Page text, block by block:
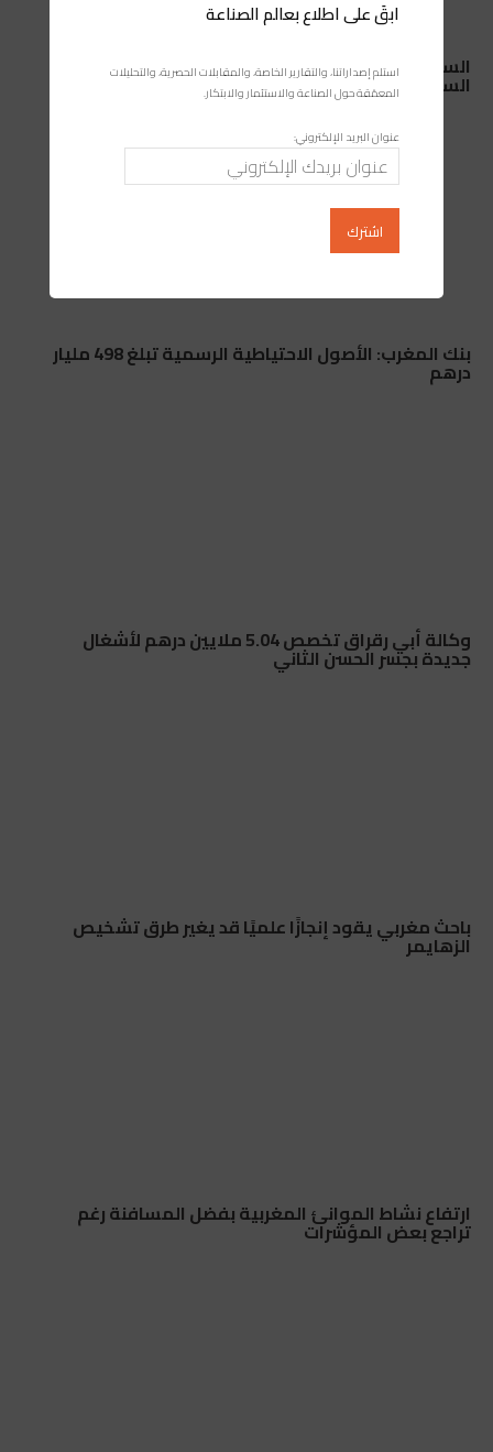
السيارات في المغرب: لماذا تهيمن داسيا ورونو على
السوق المغربية؟
بنك المغرب: الأصول الاحتياطية الرسمية تبلغ 498 مليار
درهم
وكالة أبي رقراق تخصص 5.04 ملايين درهم لأشغال
جديدة بجسر الحسن الثاني
باحث مغربي يقود إنجازًا علميًا قد يغير طرق تشخيص
الزهايمر
ارتفاع نشاط الموانئ المغربية بفضل المسافنة رغم
تراجع بعض المؤشرات
ابقَ على اطلاع بعالم الصناعة
استلم إصداراتنا، والتقارير الخاصة، والمقابلات الحصرية، والتحليلات
المعمّقة حول الصناعة والاستثمار والابتكار.
عنوان البريد الإلكتروني: